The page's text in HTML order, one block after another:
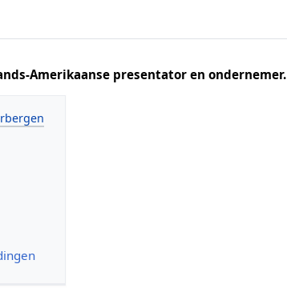
Amerikaanse presentator en ondernemer.